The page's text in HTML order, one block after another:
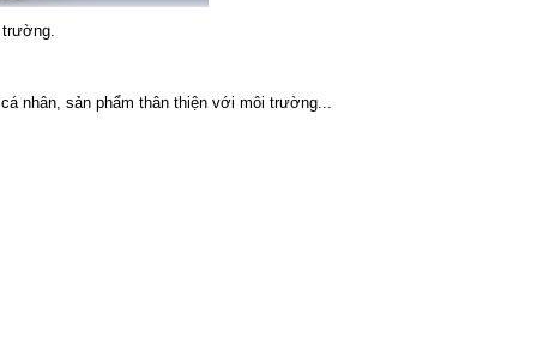
trường.
nhân, sản phẩm thân thiện với môi trường...